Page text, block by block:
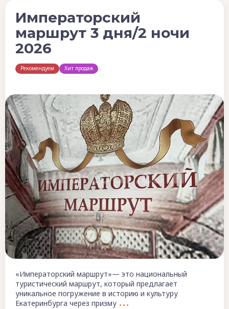
Императорский
маршрут 3 дня/2 ночи
2026
Рекомендуем Хит продаж
«Императорский маршрут»— это национальный
туристический маршрут, который предлагает
уникальное погружение в историю и культуру
Екатеринбурга через призму